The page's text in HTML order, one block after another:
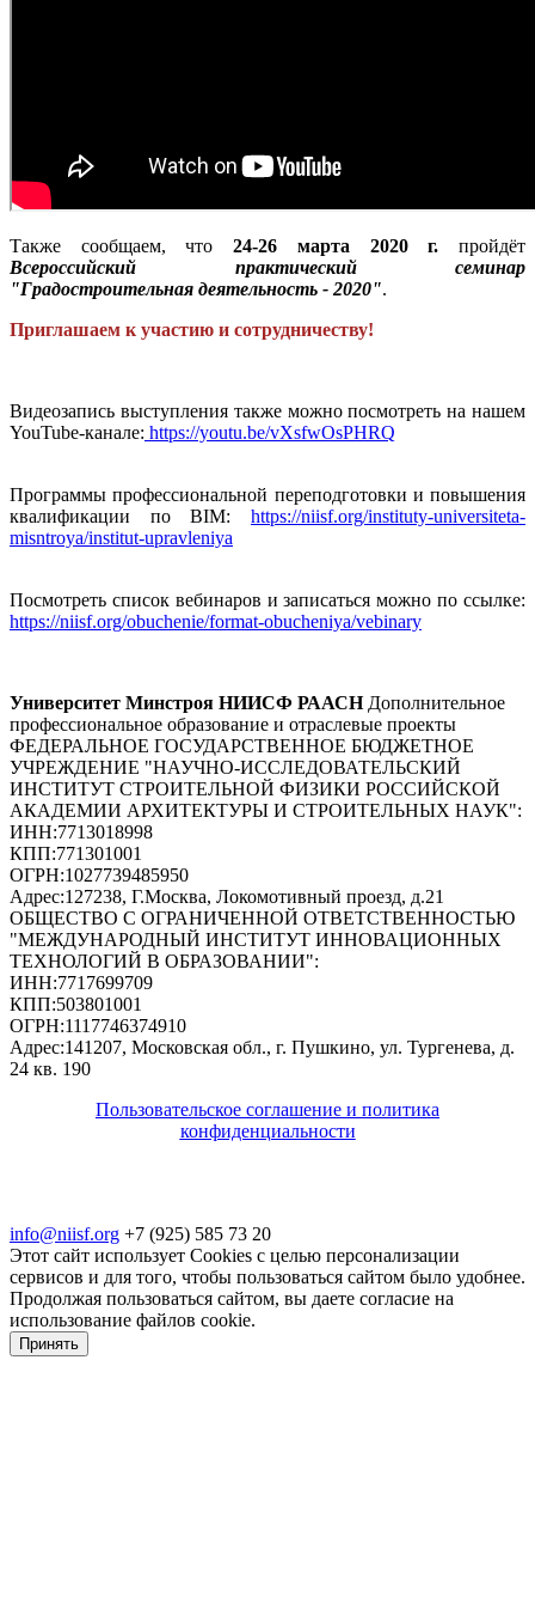
Также сообщаем, что24-26 марта 2020 г. пройдёт
Всероссийский практический семинар
"Градостроительная деятельность - 2020".
Приглашаем к участию и сотрудничеству!
Видеозапись выступления также можно посмотреть на нашем
YouTube-канале: https://youtu.be/vXsfwOsPHRQ
Программы профессиональной переподготовки и повышения
квалификации по BIM: https://niisf.org/instituty-universiteta-
misntroya/institut-upravleniya
Посмотреть список вебинаров и записаться можно по ссылке:
https://niisf.org/obuchenie/format-obucheniya/vebinary
Университет Минстроя НИИСФ РААСН Дополнительное
профессиональное образование и отраслевые проекты
ФЕДЕРАЛЬНОЕ ГОСУДАРСТВЕННОЕ БЮДЖЕТНОЕ
УЧРЕЖДЕНИЕ "НАУЧНО-ИССЛЕДОВАТЕЛЬСКИЙ
ИНСТИТУТ СТРОИТЕЛЬНОЙ ФИЗИКИ РОССИЙСКОЙ
АКАДЕМИИ АРХИТЕКТУРЫ И СТРОИТЕЛЬНЫХ НАУК":
ИНН:7713018998
КПП:771301001
ОГРН:1027739485950
Адрес:127238, Г.Москва, Локомотивный проезд, д.21
ОБЩЕСТВО С ОГРАНИЧЕННОЙ ОТВЕТСТВЕННОСТЬЮ
"МЕЖДУНАРОДНЫЙ ИНСТИТУТ ИННОВАЦИОННЫХ
ТЕХНОЛОГИЙ В ОБРАЗОВАНИИ":
ИНН:7717699709
КПП:503801001
ОГРН:1117746374910
Адрес:141207, Московская обл., г. Пушкино, ул. Тургенева, д.
24 кв. 190
Пользовательское соглашение и политика
конфиденциальности
info@niisf.org +7 (925) 585 73 20
Этот сайт использует Cookies с целью персонализации
сервисов и для того, чтобы пользоваться сайтом было удобнее.
Продолжая пользоваться сайтом, вы даете согласие на
использование файлов cookie.
Принять